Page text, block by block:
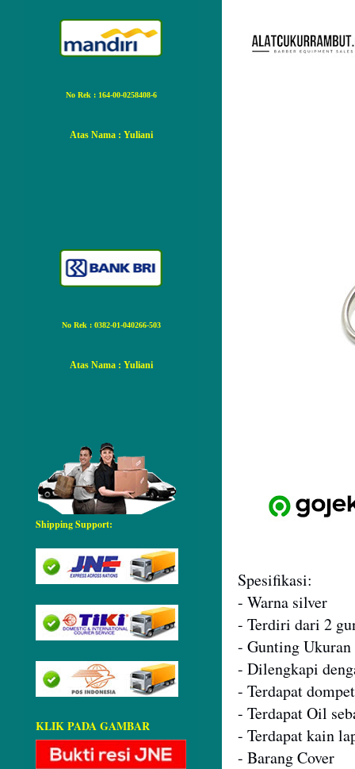
Spesifikasi:
- Warna silver
- Terdiri dari 2
- Gunting Ukuran
- Dilengkapi
- Terdapat
- Terdapat Oil
- Terdapat kain
- Barang Cover
No Rek : 164-00-0258408-6
Atas Nama : Yuliani
No Rek : 0382-01-040266-503
Atas Nama : Yuliani
Shipping Support:
KLIK PADA GAMBAR